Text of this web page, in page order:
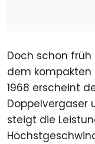
Doch schon früh
dem kompakten
1968 erscheint
Doppelvergaser
steigt die